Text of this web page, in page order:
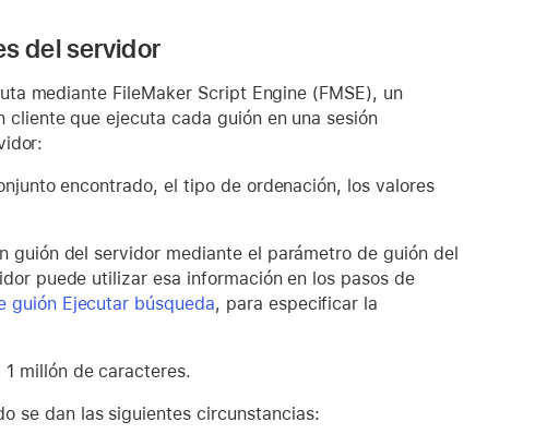
del servidor
mediante FileMaker Script Engine (FMSE), un
cliente que ejecuta cada guión en una sesión
encontrado, el tipo de ordenación, los valores
guión del servidor mediante el parámetro de guión del
puede utilizar esa información en los pasos de
guión Ejecutar búsqueda, para especificar la
millón de caracteres.
se dan las siguientes circunstancias: